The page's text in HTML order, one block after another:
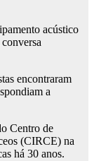
acústico
encontraram
a
Centro de
(CIRCE) na
há 30 anos.